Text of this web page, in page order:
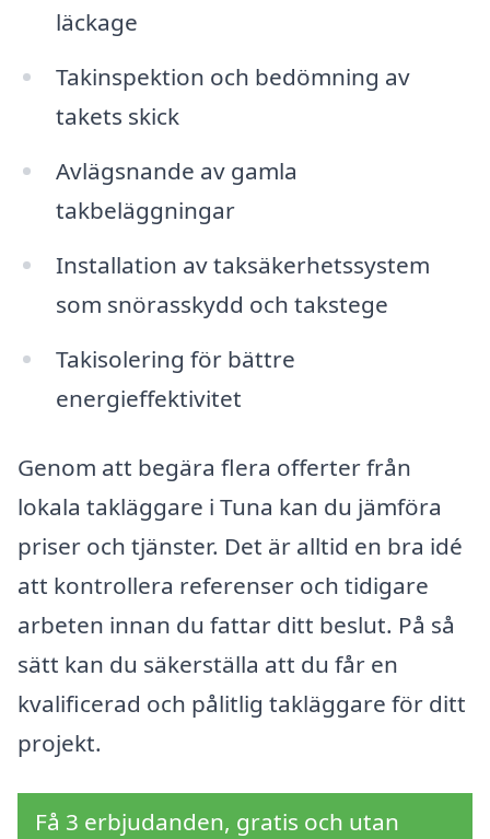
läckage
Takinspektion och bedömning av
takets skick
Avlägsnande av gamla
takbeläggningar
Installation av taksäkerhetssystem
som snörasskydd och takstege
Takisolering för bättre
energieffektivitet
Genom att begära flera offerter från
lokala takläggare i Tuna kan du jämföra
priser och tjänster. Det är alltid en bra idé
att kontrollera referenser och tidigare
arbeten innan du fattar ditt beslut. På så
sätt kan du säkerställa att du får en
kvalificerad och pålitlig takläggare för ditt
projekt.
Få 3 erbjudanden, gratis och utan